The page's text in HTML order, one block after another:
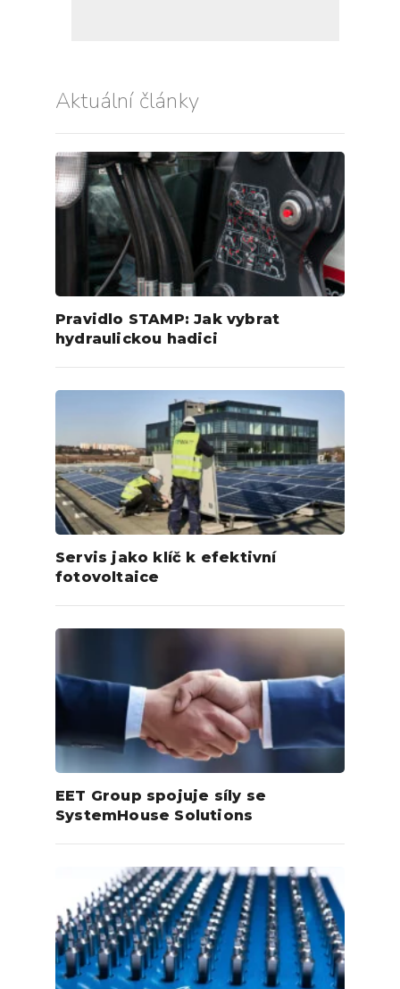
Aktuální články
Pravidlo STAMP: Jak vybrat
hydraulickou hadici
Servis jako klíč k efektivní
fotovoltaice
EET Group spojuje síly se
SystemHouse Solutions